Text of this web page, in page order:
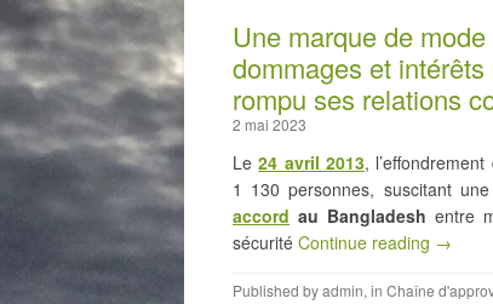
Une marque de
dommages et
rompu ses relations
2 mai 2023
Le24 avril 2013, l’effondrement
1 130 personnes, suscitant
accord au Bangladesh entre
sécurité Continue reading →
Published byadmin, in Chaîne